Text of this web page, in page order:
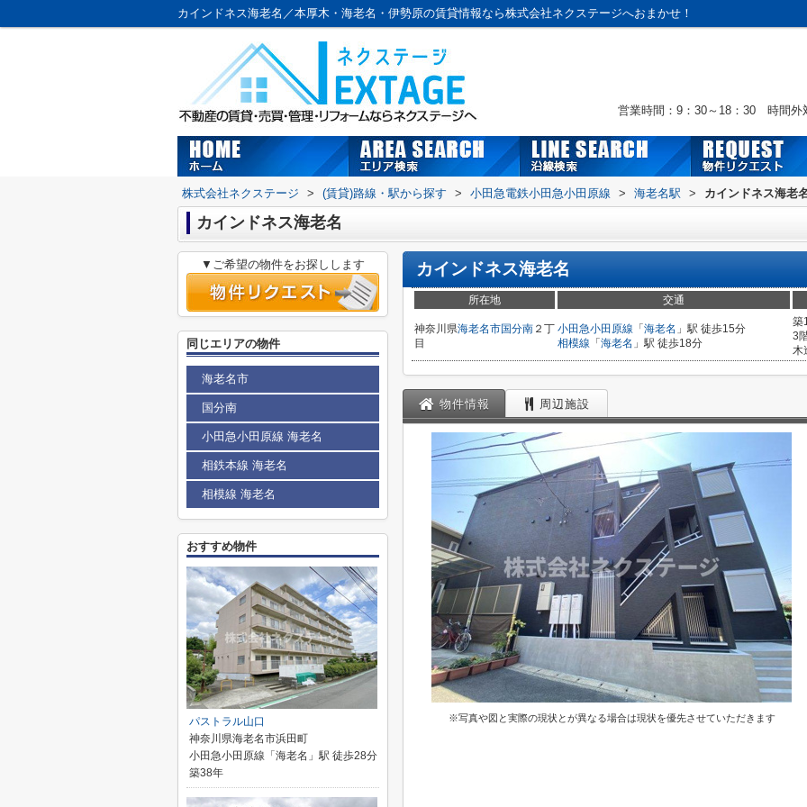
カインドネス海老名／本厚木・海老名・伊勢原の賃貸情報なら株式会社ネクステージへおまかせ！
営業時間：9：30～18：30 時間外
株式会社ネクステージ > (賃貸)路線・駅から探す > 小田急電鉄小田急小田原線 > 海老名駅 > カインドネス海老
カインドネス海老名
カインドネス海老名
所在地 交通
神奈川県海老名市国分南 ２丁
目
小田急小田原線 「 海老名 」駅 徒歩15分
相模線 「 海老名 」駅 徒歩18分
築
3
木
物件情報 周辺施設
※写真や図と実際の現状とが異なる場合は現状を優先させていただきます
▼ご希望の物件をお探しします
同じエリアの物件
海老名市
国分南
小田急小田原線 海老名
相鉄本線 海老名
相模線 海老名
おすすめ物件
パストラル山口
神奈川県海老名市浜田町
小田急小田原線「海老名」駅 徒歩28分
築38年